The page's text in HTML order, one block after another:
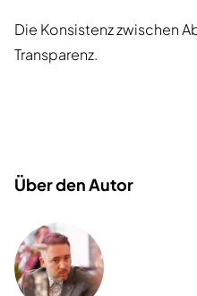
Die Konsistenz zwischen
Transparenz.
Über den Autor